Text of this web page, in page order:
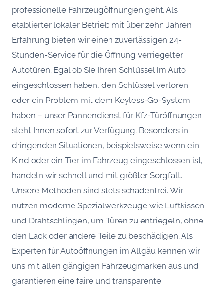
professionelle Fahrzeugöffnungen geht. Als
etablierter lokaler Betrieb mit über zehn Jahren
Erfahrung bieten wir einen zuverlässigen 24-
Stunden-Service für die Öffnung verriegelter
Autotüren. Egal ob Sie Ihren Schlüssel im Auto
eingeschlossen haben, den Schlüssel verloren
oder ein Problem mit dem Keyless-Go-System
haben – unser Pannendienst für Kfz-Türöffnungen
steht Ihnen sofort zur Verfügung. Besonders in
dringenden Situationen, beispielsweise wenn ein
Kind oder ein Tier im Fahrzeug eingeschlossen ist,
handeln wir schnell und mit größter Sorgfalt.
Unsere Methoden sind stets schadenfrei. Wir
nutzen moderne Spezialwerkzeuge wie Luftkissen
und Drahtschlingen, um Türen zu entriegeln, ohne
den Lack oder andere Teile zu beschädigen. Als
Experten für Autoöffnungen im Allgäu kennen wir
uns mit allen gängigen Fahrzeugmarken aus und
garantieren eine faire und transparente